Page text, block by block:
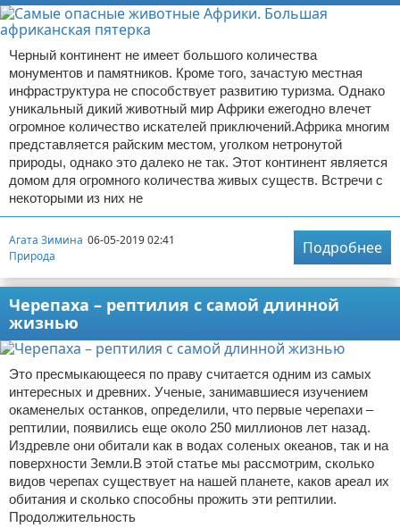
Черный континент не имеет большого количества
монументов и памятников. Кроме того, зачастую местная
инфраструктура не способствует развитию туризма. Однако
уникальный дикий животный мир Африки ежегодно влечет
огромное количество искателей приключений.Африка многим
представляется райским местом, уголком нетронутой
природы, однако это далеко не так. Этот континент является
домом для огромного количества живых существ. Встречи с
некоторыми из них не
Агата Зимина 06-05-2019 02:41
Природа
Подробнее
Черепаха – рептилия с самой длинной
жизнью
Это пресмыкающееся по праву считается одним из самых
интересных и древних. Ученые, занимавшиеся изучением
окаменелых останков, определили, что первые черепахи –
рептилии, появились еще около 250 миллионов лет назад.
Издревле они обитали как в водах соленых океанов, так и на
поверхности Земли.В этой статье мы рассмотрим, сколько
видов черепах существует на нашей планете, каков ареал их
обитания и сколько способны прожить эти рептилии.
Продолжительность